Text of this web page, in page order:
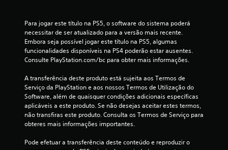
(
d
e
u
m
m
á
Para jogar este título na PS5, o software do sistema poderá
necessitar de ser atualizado para a versão mais recente.
Embora seja possível jogar este título na PS5, algumas
funcionalidades disponíveis na PS4 poderão estar ausentes.
Consulte PlayStation.com/bc para obter mais informações.
A transferência deste produto está sujeita aos Termos de
Serviço da PlayStation e aos nossos Termos de Utilização do
Software, além de quaisquer condições adicionais específicas
aplicáveis a este produto. Se não desejas aceitar estes termos,
não transfiras este produto. Consulta os Termos de Serviço para
obteres mais informações importantes.
Pode efetuar a transferência deste conteúdo e reproduzir o